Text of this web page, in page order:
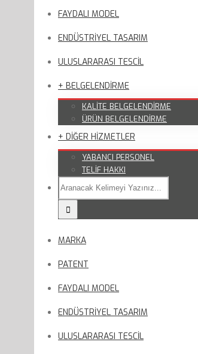
FAYDALI MODEL
ENDÜSTRİYEL TASARIM
ULUSLARARASI TESCİL
+ BELGELENDİRME
KALİTE BELGELENDİRME
ÜRÜN BELGELENDİRME
+ DİĞER HİZMETLER
YABANCI PERSONEL
TELİF HAKKI
MARKA
PATENT
FAYDALI MODEL
ENDÜSTRİYEL TASARIM
ULUSLARARASI TESCİL